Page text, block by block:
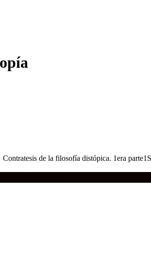
de la filosofía distópica. 1era